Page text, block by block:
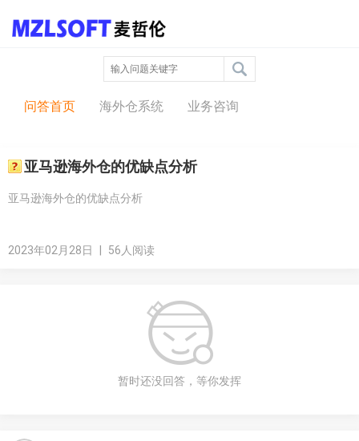
问答中心
问答首页 海外仓系统 业务咨询
亚马逊海外仓的优缺点分析
亚马逊海外仓的优缺点分析
2023年02月28日 56人阅读
暂时还没回答，等你发挥